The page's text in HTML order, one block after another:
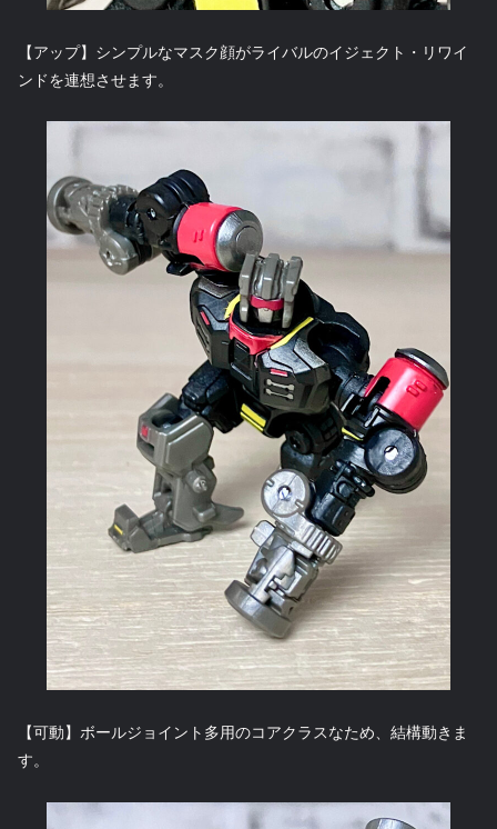
【アップ】シンプルなマスク顔がライバルのイジェクト・リワイ
ンドを連想させます。
【可動】ボールジョイント多用のコアクラスなため、結構動きま
す。